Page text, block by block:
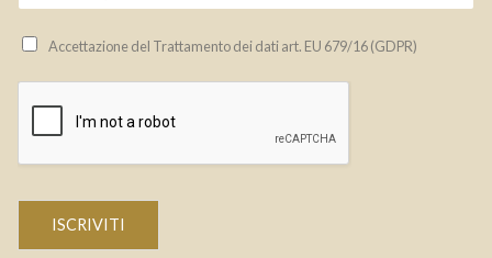
Accettazione del Trattamento dei dati art. EU 679/16 (GDPR)
ISCRIVITI